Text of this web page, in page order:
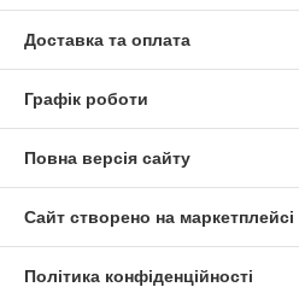
Доставка та оплата
Графік роботи
Повна версія сайту
Сайт створено на маркетплейсі
Політика конфіденційності